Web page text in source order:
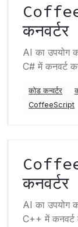
कनवर्टर
AI का उपयोग
C# में कनवर्ट
कोड कन्वर्टर
CoffeeScript
कनवर्टर
AI का उपयोग
C++ में कनवर्ट